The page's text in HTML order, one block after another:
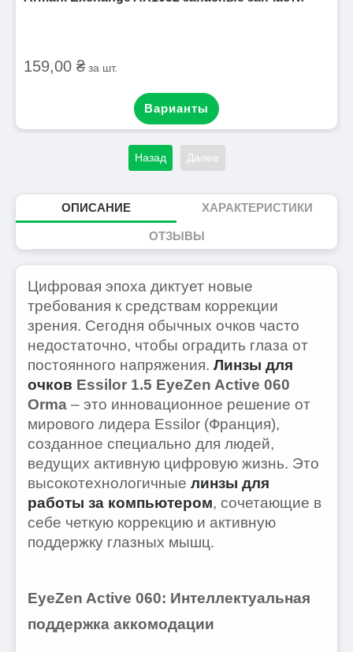
159,00 ₴ за шт.
Варианты
Назад Далее
ОПИСАНИЕ ХАРАКТЕРИСТИКИ
ОТЗЫВЫ
Цифровая эпоха диктует новые
требования к средствам коррекции
зрения. Сегодня обычных очков часто
недостаточно, чтобы оградить глаза от
постоянного напряжения. Линзы для
очков Essilor 1.5 EyeZen Active 060
Orma – это инновационное решение от
мирового лидера Essilor (Франция),
созданное специально для людей,
ведущих активную цифровую жизнь. Это
высокотехнологичные линзы для
работы за компьютером, сочетающие в
себе четкую коррекцию и активную
поддержку глазных мышц.
EyeZen Active 060: Интеллектуальная
поддержка аккомодации